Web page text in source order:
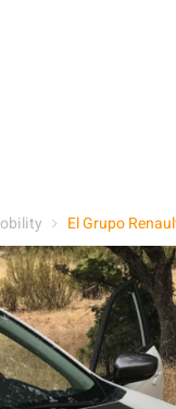
El Grupo